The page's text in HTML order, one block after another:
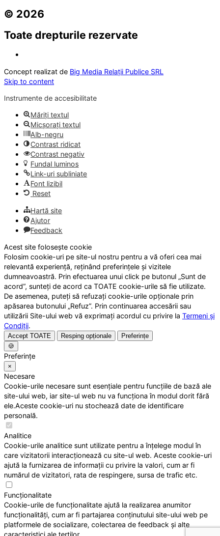
© 2026
Toate drepturile rezervate
Concept realizat de Big Media Relații Publice SRL
Skip to content
Instrumente de accesibilitate
Măriți textul
Micșorați textul
Alb-negru
Contrast ridicat
Contrast negativ
Fundal luminos
Link-uri subliniate
Font lizibil
Reset
Hartă site
Ajutor
Feedback
Acest site folosește cookie
Folosim cookie-uri pe site-ul nostru pentru a vă oferi cea mai
relevantă experiență, reținând preferințele și vizitele
dumneavoastră. Prin efectuarea unui click pe butonul „Sunt de
acord”, sunteți de acord ca TOATE cookie-urile să fie utilizate.
De asemenea, puteți să refuzați cookie-urile opționale prin
apăsarea butonului „Refuz”. Prin continuarea accesării sau
utilizării Site-ului web vă exprimați acordul cu privire la Termeni și
Condiții.
Accept TOATE Resping opționale
Preferințe
🍪
Preferințe
×
Necesare
Cookie-urile necesare sunt esențiale pentru funcțiile de bază ale
site-ului web, iar site-ul web nu va funcționa în modul dorit fără
ele.Aceste cookie-uri nu stochează date de identificare
personală.
Analitice
Cookie-urile analitice sunt utilizate pentru a înțelege modul în
care vizitatorii interacționează cu site-ul web. Aceste cookie-uri
ajută la furnizarea de informații cu privire la valori, cum ar fi
numărul de vizitatori, rata de respingere, sursa de trafic etc.
Funcționalitate
Cookie-urile de funcționalitate ajută la realizarea anumitor
funcționalități, cum ar fi partajarea conținutului site-ului web pe
platformele de socializare, colectarea de feedback și alte
caracteristici ale terților.